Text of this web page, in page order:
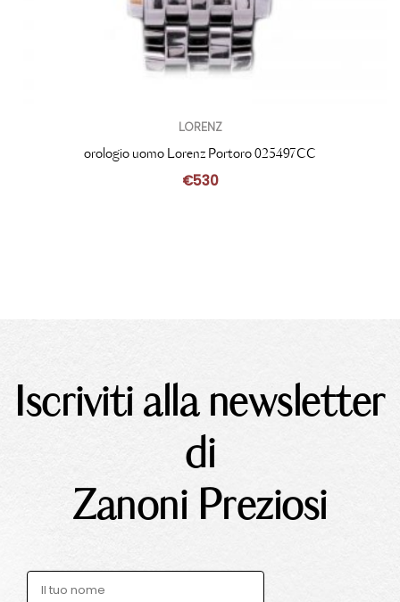
LORENZ
orologio uomo Lorenz Portoro 025497CC
€530
Iscriviti alla newsletter
di
Zanoni Preziosi